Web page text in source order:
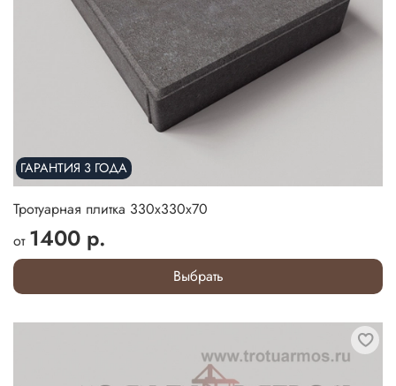
ГАРАНТИЯ 3 ГОДА
Тротуарная плитка 330х330х70
от 1400 р.
Выбрать